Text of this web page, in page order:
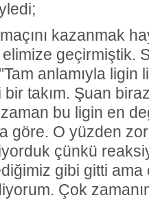
kazanmak
geçirmiştik.
anlamıyla ligin
takım. Şuan biraz
zaman bu ligin en
göre. O yüzden
çünkü
gibi gitti ama
Çok